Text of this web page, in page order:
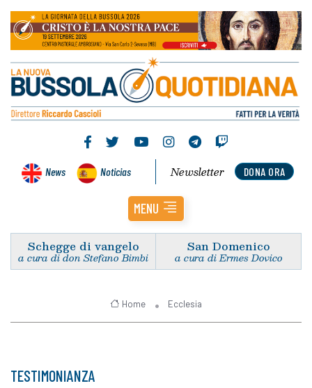
News Noticias DONA ORA
Newsletter
MENU
Schegge di vangelo
a cura di don Stefano Bimbi
San Domenico
a cura di Ermes Dovico
Home Ecclesia
TESTIMONIANZA